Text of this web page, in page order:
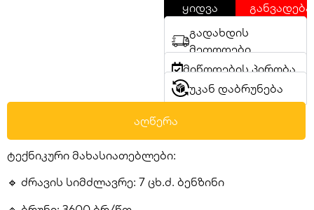
ყიდვა
განვადება
გადახდის
მეთოდები
მიწოდების პირობა
უკან დაბრუნება
აღწერა
ტექნიკური მახასიათებლები:
🔹 ძრავის სიმძლავრე: 7 ცხ.ძ. ბენზინი